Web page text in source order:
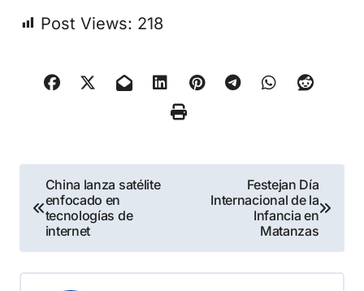
Post Views: 218
Navegación
de
entradas
China lanza satélite
enfocado en
tecnologías de
internet
Festejan Día
Internacional de la
Infancia en
Matanzas